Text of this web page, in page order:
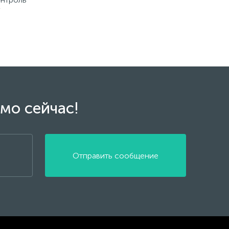
сейчас!
Отправить сообщение